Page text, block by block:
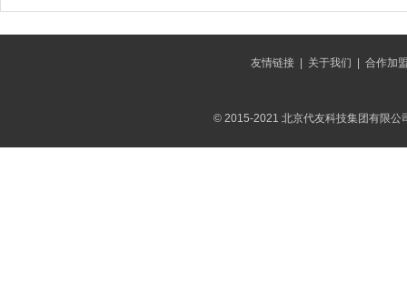
友情链接| 关于我们 合作加
© 2015-2021 北京代友科技集团有限